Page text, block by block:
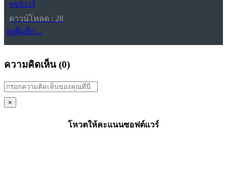
แชร์แวร์
ดาวน์โหลด : 28
ดูเพิ่มอีก...
ความคิดเห็น (0)
×
โหวตให้คะแนนซอฟต์แวร์